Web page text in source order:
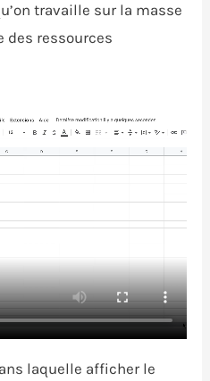
travaille sur la masse
des ressources
laquelle afficher le